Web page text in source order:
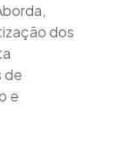
dos
de
e